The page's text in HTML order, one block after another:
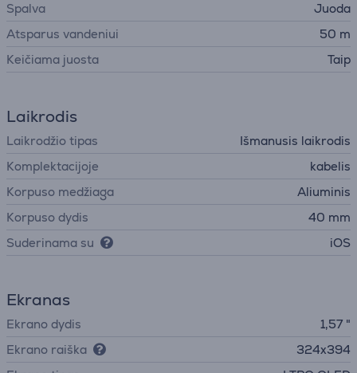
Spalva
Juoda
Atsparus vandeniui
50 m
Keičiama juosta
Taip
Laikrodis
Laikrodžio tipas
Išmanusis laikrodis
Komplektacijoje
kabelis
Korpuso medžiaga
Aliuminis
Korpuso dydis
40 mm
Suderinama su
iOS
Ekranas
Ekrano dydis
1,57 "
Ekrano raiška
324x394